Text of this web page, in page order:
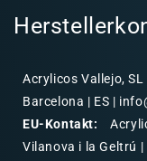
Acrylicos Vallejo,
Barcelona | ES |
EU-Kontakt:
Vilanova i la Geltrú |